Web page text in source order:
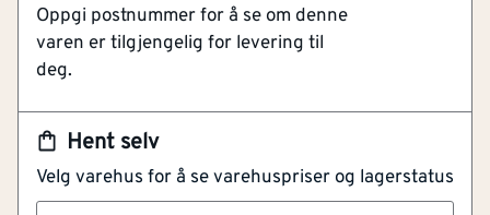
Hent selv
Velg varehus for å se varehuspriser og lagerstatus
Oppgi postnummer for å se om denne
varen er tilgjengelig for levering til
deg.
kombinerer sementbasert teknologi med egenskaper
som vanntett heftbru, gysemasse, vannstopper og
korrosjonsbeskyttelse. Det gir en løsning som er godt
Deler av teksten er KI-generert. Feil kan forekomme